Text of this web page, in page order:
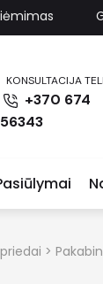
KONSULTACIJA
+370 674
56343
>